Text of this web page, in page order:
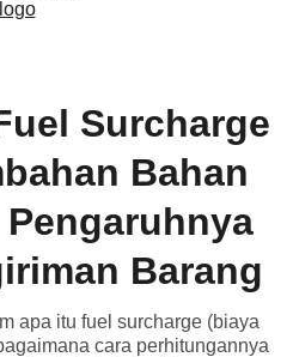
Surcharge
Bahan
Barang
apa itu fuel surcharge (biaya
cara perhitungannya